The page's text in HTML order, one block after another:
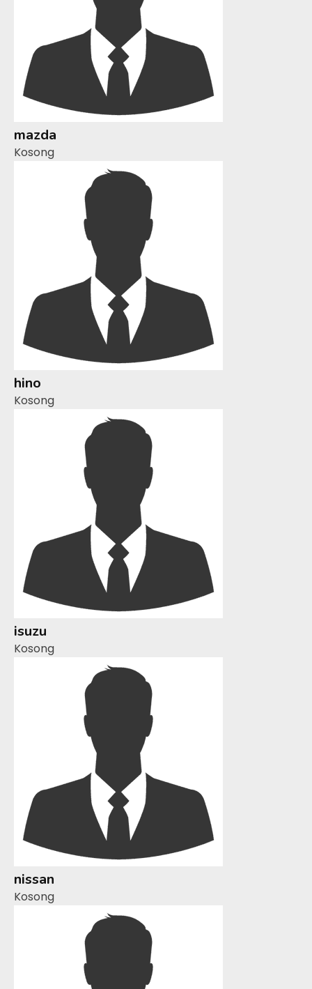
mazda
Kosong
hino
Kosong
isuzu
Kosong
nissan
Kosong